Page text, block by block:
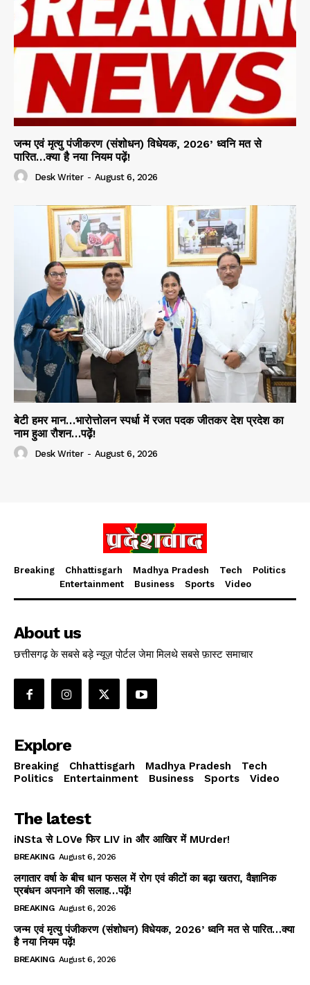
जन्म एवं मृत्यु पंजीकरण (संशोधन) विधेयक, 2026’ ध्वनि मत से
पारित…क्या है नया नियम पढ़ें!
Desk Writer - August 6, 2026
बेटी हमर मान…भारोत्तोलन स्पर्धा में रजत पदक जीतकर देश प्रदेश का
नाम हुआ रौशन…पढ़ें!
Desk Writer - August 6, 2026
Breaking Chhattisgarh Madhya Pradesh Tech
Politics
Entertainment
Business Sports Video
About us
छत्तीसगढ़ के सबसे बड़े न्यूज़ पोर्टल जेमा मिलथे सबसे फ़ास्ट समाचार
Explore
Breaking Chhattisgarh Madhya Pradesh
Tech
Politics
Entertainment Business Sports Video
The latest
iNSta से LOVe फिर LIV in और आखिर में MUrder!
BREAKING August 6, 2026
लगातार वर्षा के बीच धान फसल में रोग एवं कीटों का बढ़ा खतरा, वैज्ञानिक
प्रबंधन अपनाने की सलाह…पढ़ें!
BREAKING August 6, 2026
जन्म एवं मृत्यु पंजीकरण (संशोधन) विधेयक, 2026’ ध्वनि मत से पारित…क्या
है नया नियम पढ़ें!
BREAKING August 6, 2026